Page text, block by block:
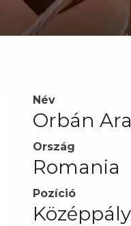
Név
Orbán
Ország
Romania
Pozíció